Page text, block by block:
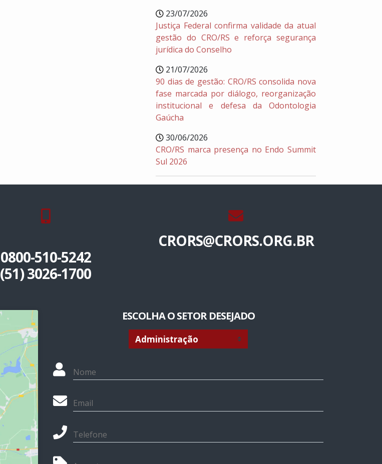
23/07/2026
Justiça Federal confirma validade da atual
gestão do CRO/RS e reforça segurança
jurídica do Conselho
21/07/2026
90 dias de gestão: CRO/RS consolida nova
fase marcada por diálogo, reorganização
institucional e defesa da Odontologia
Gaúcha
30/06/2026
CRO/RS marca presença no Endo Summit
Sul 2026
0800-510-5242
(51) 3026-1700
CRORS@CRORS.ORG.BR
ESCOLHA O SETOR DESEJADO
Nome
Email
Telefone